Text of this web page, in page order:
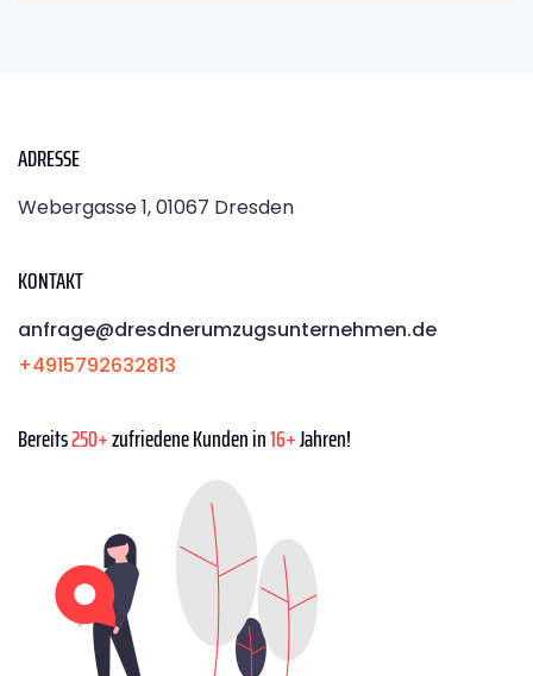
ADRESSE
Webergasse 1, 01067 Dresden
KONTAKT
anfrage@dresdnerumzugsunternehmen.de
+4915792632813
Bereits250+zufriedene Kunden in16+Jahren!